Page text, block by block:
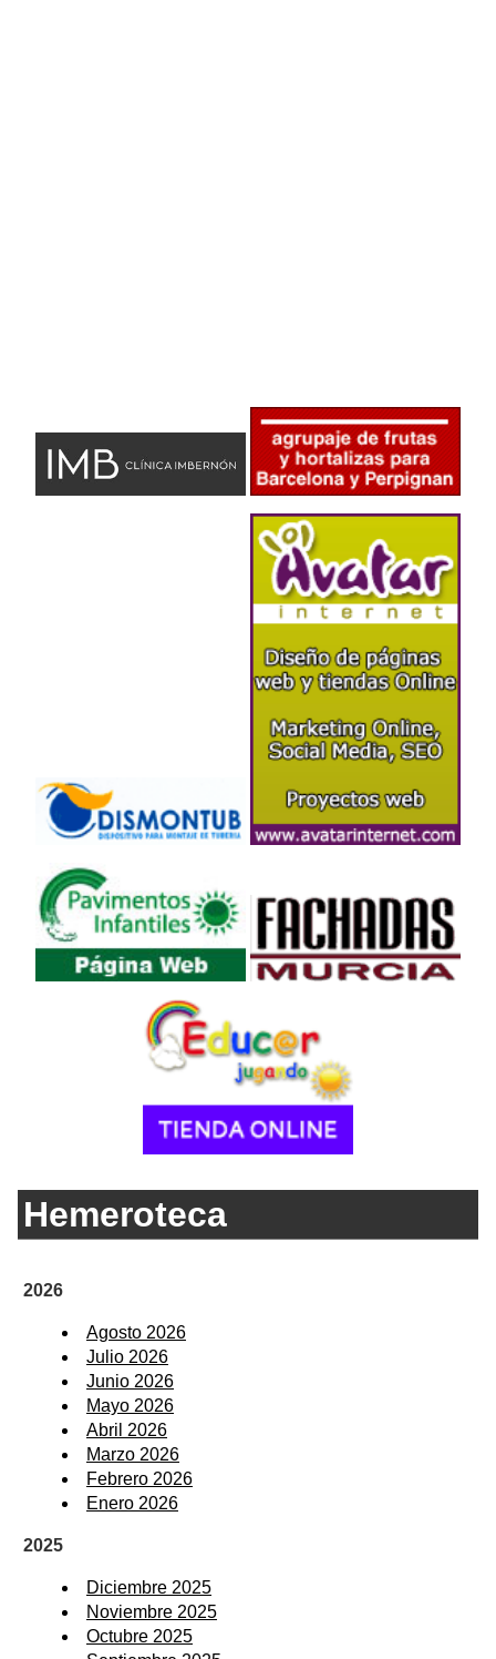
Hemeroteca
2026
Agosto 2026
Julio 2026
Junio 2026
Mayo 2026
Abril 2026
Marzo 2026
Febrero 2026
Enero 2026
2025
Diciembre 2025
Noviembre 2025
Octubre 2025